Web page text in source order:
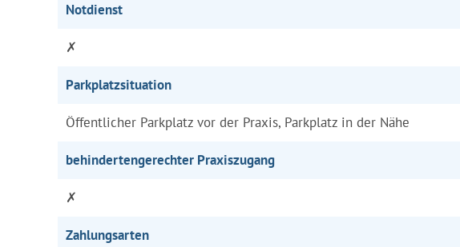
Notdienst
✗
Parkplatzsituation
Öffentlicher Parkplatz vor der Praxis, Parkplatz in der Nähe
behindertengerechter Praxiszugang
✗
Zahlungsarten